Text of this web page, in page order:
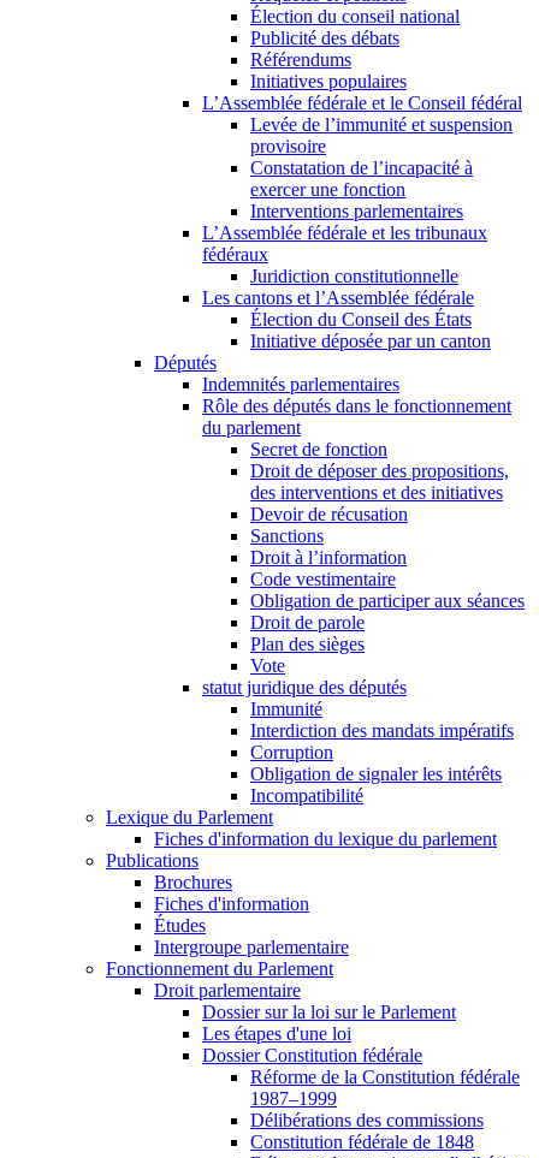
Élection du conseil national
Publicité des débats
Référendums
Initiatives populaires
L’Assemblée fédérale et le Conseil fédéral
Levée de l’immunité et suspension
provisoire
Constatation de l’incapacité à
exercer une fonction
Interventions parlementaires
L’Assemblée fédérale et les tribunaux
fédéraux
Juridiction constitutionnelle
Les cantons et l’Assemblée fédérale
Élection du Conseil des États
Initiative déposée par un canton
Députés
Indemnités parlementaires
Rôle des députés dans le fonctionnement
du parlement
Secret de fonction
Droit de déposer des propositions,
des interventions et des initiatives
Devoir de récusation
Sanctions
Droit à l’information
Code vestimentaire
Obligation de participer aux séances
Droit de parole
Plan des sièges
Vote
statut juridique des députés
Immunité
Interdiction des mandats impératifs
Corruption
Obligation de signaler les intérêts
Incompatibilité
Lexique du Parlement
Fiches d'information du lexique du parlement
Publications
Brochures
Fiches d'information
Études
Intergroupe parlementaire
Fonctionnement du Parlement
Droit parlementaire
Dossier sur la loi sur le Parlement
Les étapes d'une loi
Dossier Constitution fédérale
Réforme de la Constitution fédérale
1987–1999
Délibérations des commissions
Constitution fédérale de 1848